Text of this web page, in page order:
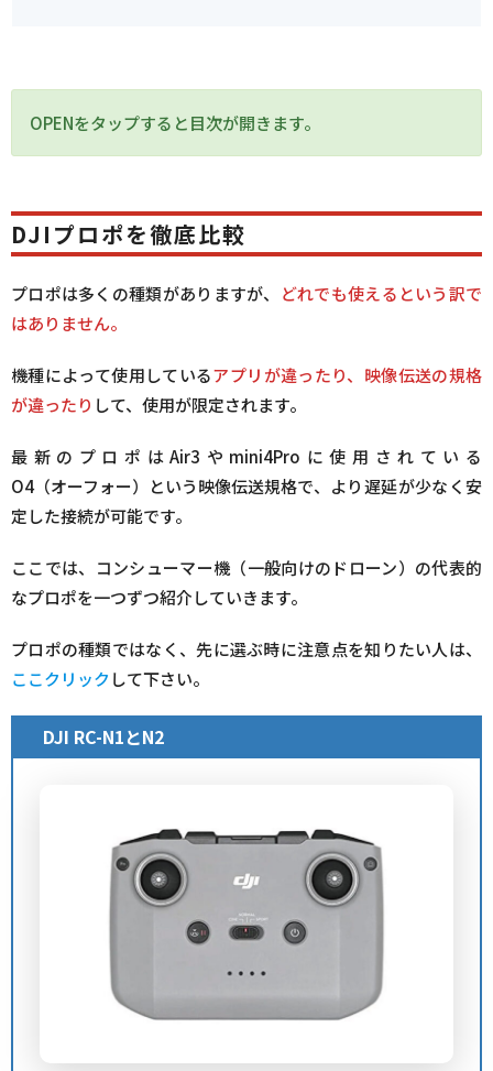
OPENをタップすると目次が開きます。
DJIプロポを徹底比較
プロポは多くの種類がありますが、
どれでも使えるという訳で
はありません。
機種によって使用しているアプリが違ったり、映像伝送の規格
が違ったり して、使用が限定されます。
最新のプロポはAir3やmini4Proに使用されている
O4（オーフォー）という映像伝送規格で、より遅延が少なく安
定した接続が可能です。
ここでは、コンシューマー機（一般向けのドローン）の代表的
なプロポを一つずつ紹介していきます。
プロポの種類ではなく、先に選ぶ時に注意点を知りたい人は、
ここクリック して下さい。
DJI RC-N1とN2